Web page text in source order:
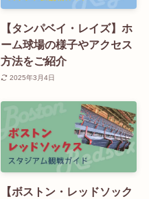
【タンパベイ・レイズ】ホ
ーム球場の様子やアクセス
方法をご紹介
2025年3月4日
【ボストン・レッドソック